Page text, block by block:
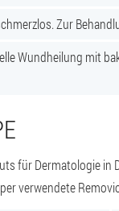
Zur
Wundheilung mit
für Dermatologie in
verwendete